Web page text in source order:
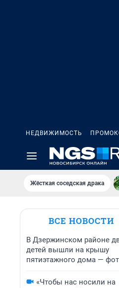
НЕДВИЖИМОСТЬ
Жёсткая соседская драка
ВСЕ НОВОСТИ
В Дзержинском районе
детей вышли на крышу
пятиэтажного дома —
«Чтобы нас носили на